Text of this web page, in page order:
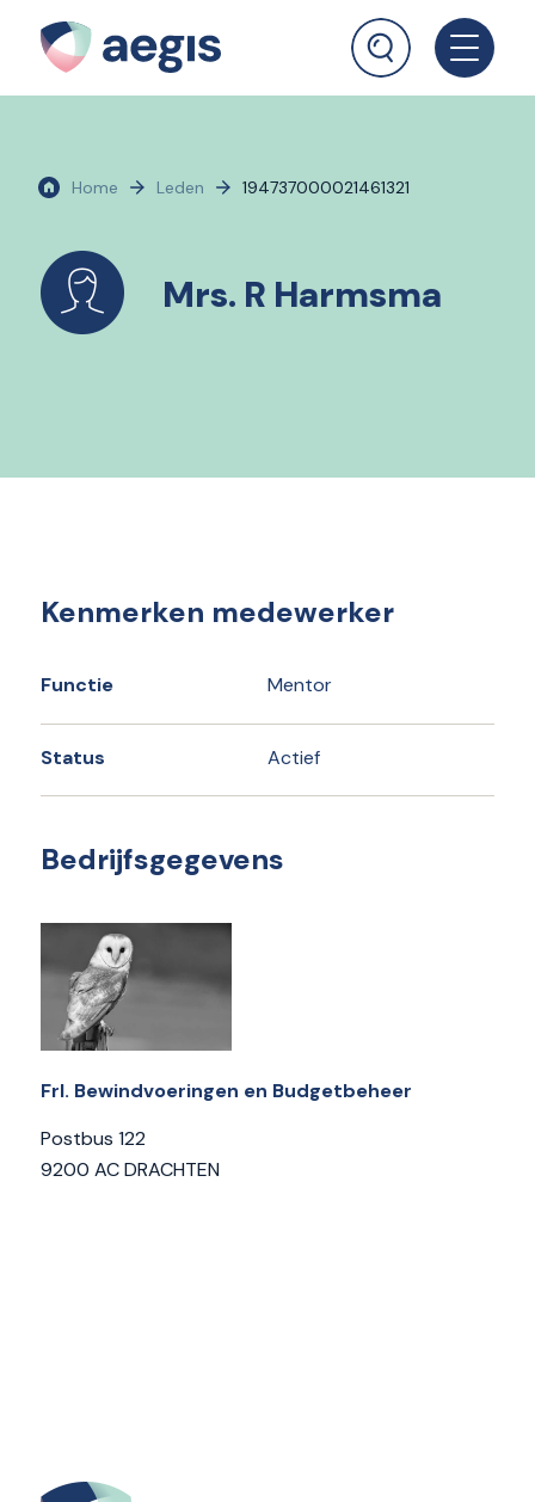
Home Leden 194737000021461321
Mrs. R Harmsma
Kenmerken medewerker
Functie Mentor
Status Actief
Bedrijfsgegevens
Frl. Bewindvoeringen en Budgetbeheer
Postbus 122
9200 AC DRACHTEN